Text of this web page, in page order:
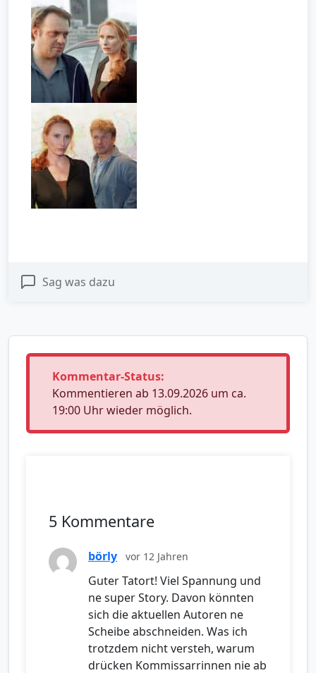
Sag was dazu
Kommentar-Status:
Kommentieren ab 13.09.2026 um ca.
19:00 Uhr wieder möglich.
5 Kommentare
börly vor 12 Jahren
Guter Tatort! Viel Spannung und
ne super Story. Davon könnten
sich die aktuellen Autoren ne
Scheibe abschneiden. Was ich
trotzdem nicht versteh, warum
drücken Kommissarrinnen nie ab